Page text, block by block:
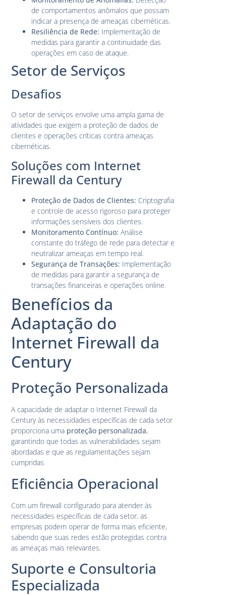
de comportamentos anômalos que possam
indicar a presença de ameaças cibernéticas.
Resiliência de Rede: Implementação de
medidas para garantir a continuidade das
operações em caso de ataque.
Setor de Serviços
Desafios
O setor de serviços envolve uma ampla gama de
atividades que exigem a proteção de dados de
clientes e operações críticas contra ameaças
cibernéticas.
Soluções com Internet
Firewall da Century
Proteção de Dados de Clientes: Criptografia
e controle de acesso rigoroso para proteger
informações sensíveis dos clientes.
Monitoramento Contínuo: Análise
constante do tráfego de rede para detectar e
neutralizar ameaças em tempo real.
Segurança de Transações: Implementação
de medidas para garantir a segurança de
transações financeiras e operações online.
Benefícios da
Adaptação do
Internet Firewall da
Century
Proteção Personalizada
A capacidade de adaptar o Internet Firewall da
Century às necessidades específicas de cada setor
proporciona uma proteção personalizada,
garantindo que todas as vulnerabilidades sejam
abordadas e que as regulamentações sejam
cumpridas.
Eficiência Operacional
Com um firewall configurado para atender às
necessidades específicas de cada setor, as
empresas podem operar de forma mais eficiente,
sabendo que suas redes estão protegidas contra
as ameaças mais relevantes.
Suporte e Consultoria
Especializada